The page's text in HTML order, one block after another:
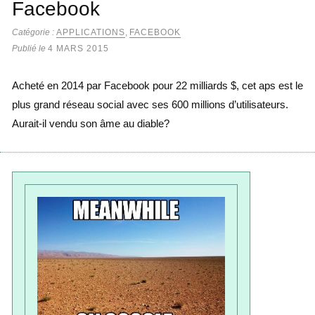
Facebook
Catégorie : APPLICATIONS, FACEBOOK
Publié le 4 MARS 2015
Acheté en 2014 par Facebook pour 22 milliards $, cet aps est le
plus grand réseau social avec ses 600 millions d’utilisateurs.
Aurait-il vendu son âme au diable?